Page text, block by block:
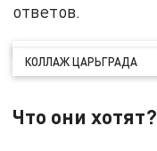
ответов.
КОЛЛАЖ ЦАРЬГРАДА
Что они хотят?